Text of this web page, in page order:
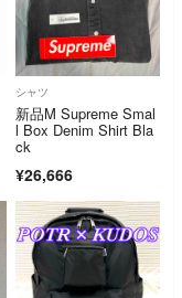
シャツ
新品M Supreme Smal
l Box Denim Shirt Bla
ck
¥26,666